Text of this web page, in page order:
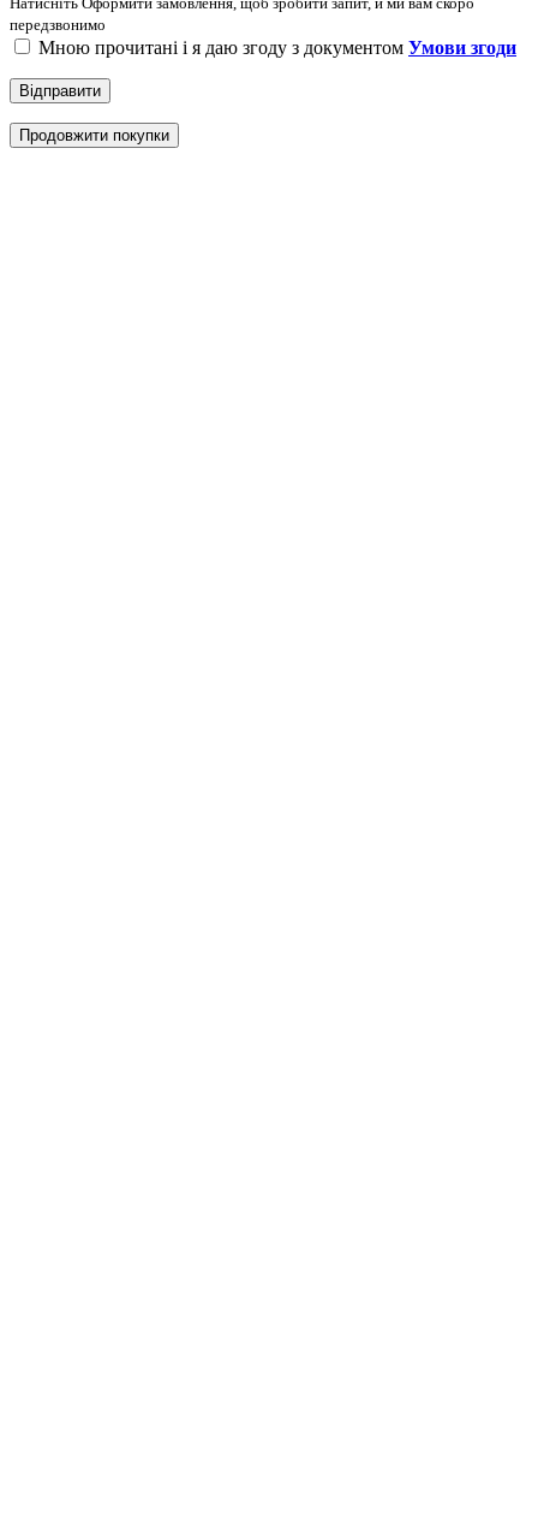
передзвонимо
Мною прочитані і я даю згоду з документом Умови згоди
Відправити
Продовжити покупки